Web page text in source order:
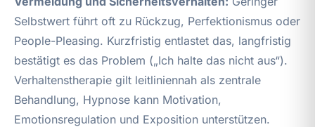
Selbstwert führt oft zu Rückzug, Perfektionismus oder
People-Pleasing. Kurzfristig entlastet das, langfristig
bestätigt es das Problem („Ich halte das nicht aus“).
Verhaltenstherapie gilt leitliniennah als zentrale
Behandlung, Hypnose kann Motivation,
Emotionsregulation und Exposition unterstützen.